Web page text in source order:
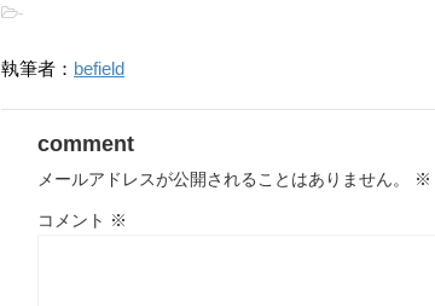
-
執筆者： befield
comment
メールアドレスが公開されることはありません。 ※
コメント ※